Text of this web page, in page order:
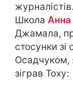
Школа Анна
Джамала,
стосунки
Осадчуком,
зіграв Тоху: